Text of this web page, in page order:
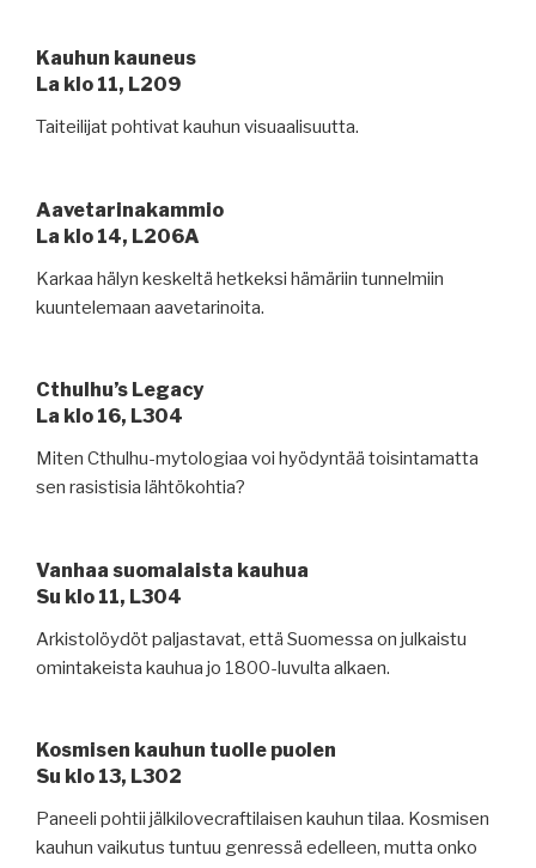
Kauhun kauneus
La klo 11, L209
Taiteilijat pohtivat kauhun visuaalisuutta.
Aavetarinakammio
La klo 14, L206A
Karkaa hälyn keskeltä hetkeksi hämäriin tunnelmiin
kuuntelemaan aavetarinoita.
Cthulhu’s Legacy
La klo 16, L304
Miten Cthulhu-mytologiaa voi hyödyntää toisintamatta
sen rasistisia lähtökohtia?
Vanhaa suomalaista kauhua
Su klo 11, L304
Arkistolöydöt paljastavat, että Suomessa on julkaistu
omintakeista kauhua jo 1800-luvulta alkaen.
Kosmisen kauhun tuolle puolen
Su klo 13, L302
Paneeli pohtii jälkilovecraftilaisen kauhun tilaa. Kosmisen
kauhun vaikutus tuntuu genressä edelleen, mutta onko